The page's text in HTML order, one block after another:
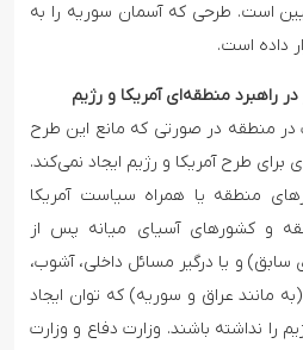
است. طرحی که آسمان سوریه را به
داده است.
راهبرد منطقه‌ای آمریکا و رژیم
منطقه در صورتی که مانع این طرح
طرح آمریکا و رژیم ایجاد نمی‌کند.
منطقه یا همراه سیاست آمریکا
و کشورهای آسیای میانه پس از
و یا درگیر مسائل داخلی، آشوب،
مانند عراق و سوریه) که توان ایجاد
را نداشته باشند. وزارت دفاع و وزارت